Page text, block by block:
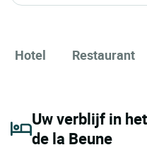
Hotel Restaurant
Uw verblijf in
de la Beune